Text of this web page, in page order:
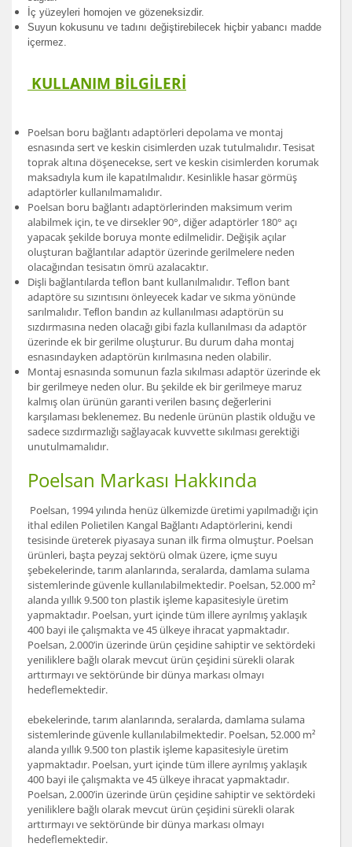
İç yüzeyleri homojen ve gözeneksizdir.
Suyun kokusunu ve tadını değiştirebilecek hiçbir yabancı madde
içermez.
KULLANIM BİLGİLERİ
Poelsan boru bağlantı adaptörleri depolama ve montaj
esnasında sert ve keskin cisimlerden uzak tutulmalıdır. Tesisat
toprak altına döşenecekse, sert ve keskin cisimlerden korumak
maksadıyla kum ile kapatılmalıdır. Kesinlikle hasar görmüş
adaptörler kullanılmamalıdır.
Poelsan boru bağlantı adaptörlerinden maksimum verim
alabilmek için, te ve dirsekler 90°, diğer adaptörler 180° açı
yapacak şekilde boruya monte edilmelidir. Değişik açılar
oluşturan bağlantılar adaptör üzerinde gerilmelere neden
olacağından tesisatın ömrü azalacaktır.
Dişli bağlantılarda teﬂon bant kullanılmalıdır. Teﬂon bant
adaptöre su sızıntısını önleyecek kadar ve sıkma yönünde
sarılmalıdır. Teﬂon bandın az kullanılması adaptörün su
sızdırmasına neden olacağı gibi fazla kullanılması da adaptör
üzerinde ek bir gerilme oluşturur. Bu durum daha montaj
esnasındayken adaptörün kırılmasına neden olabilir.
Montaj esnasında somunun fazla sıkılması adaptör üzerinde ek
bir gerilmeye neden olur. Bu şekilde ek bir gerilmeye maruz
kalmış olan ürünün garanti verilen basınç değerlerini
karşılaması beklenemez. Bu nedenle ürünün plastik olduğu ve
sadece sızdırmazlığı sağlayacak kuvvette sıkılması gerektiği
unutulmamalıdır.
Poelsan Markası Hakkında
Poelsan, 1994 yılında henüz ülkemizde üretimi yapılmadığı için
ithal edilen Polietilen Kangal Bağlantı Adaptörlerini, kendi
tesisinde üreterek piyasaya sunan ilk firma olmuştur. Poelsan
ürünleri, başta peyzaj sektörü olmak üzere, içme suyu
şebekelerinde, tarım alanlarında, seralarda, damlama sulama
sistemlerinde güvenle kullanılabilmektedir. Poelsan, 52.000 m²
alanda yıllık 9.500 ton plastik işleme kapasitesiyle üretim
yapmaktadır. Poelsan, yurt içinde tüm illere ayrılmış yaklaşık
400 bayi ile çalışmakta ve 45 ülkeye ihracat yapmaktadır.
Poelsan, 2.000’in üzerinde ürün çeşidine sahiptir ve sektördeki
yeniliklere bağlı olarak mevcut ürün çeşidini sürekli olarak
arttırmayı ve sektöründe bir dünya markası olmayı
hedeflemektedir.
ebekelerinde, tarım alanlarında, seralarda, damlama sulama
sistemlerinde güvenle kullanılabilmektedir. Poelsan, 52.000 m²
alanda yıllık 9.500 ton plastik işleme kapasitesiyle üretim
yapmaktadır. Poelsan, yurt içinde tüm illere ayrılmış yaklaşık
400 bayi ile çalışmakta ve 45 ülkeye ihracat yapmaktadır.
Poelsan, 2.000’in üzerinde ürün çeşidine sahiptir ve sektördeki
yeniliklere bağlı olarak mevcut ürün çeşidini sürekli olarak
arttırmayı ve sektöründe bir dünya markası olmayı
hedeflemektedir.